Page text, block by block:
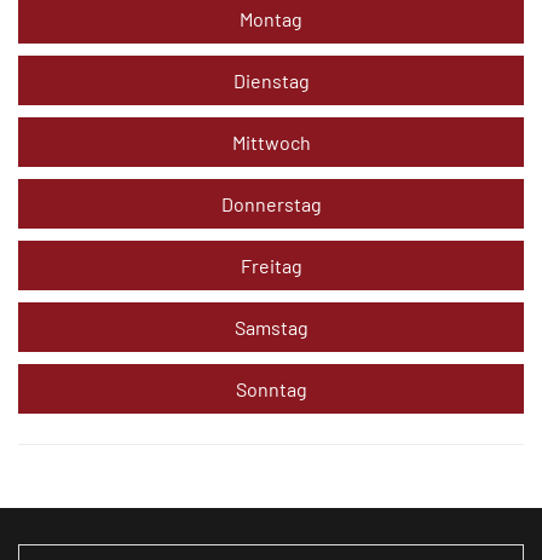
Montag
Dienstag
Mittwoch
Donnerstag
Freitag
Samstag
Sonntag